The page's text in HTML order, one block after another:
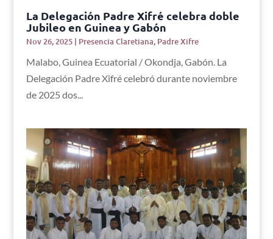
La Delegación Padre Xifré celebra doble
Jubileo en Guinea y Gabón
Nov 26, 2025| Presencia Claretiana, Padre Xifre
Malabo, Guinea Ecuatorial / Okondja, Gabón. La
Delegación Padre Xifré celebró durante noviembre
de 2025 dos...